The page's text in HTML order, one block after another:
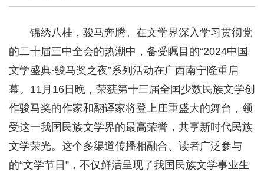
锦绣八桂，骏马奔腾。在文学界深入学习贯彻党
的二十届三中全会的热潮中，备受瞩目的“2024中国
文学盛典·骏马奖之夜”系列活动在广西南宁隆重启
幕。11月16日晚，荣获第十三届全国少数民族文学创
作骏马奖的作家和翻译家将登上庄重盛大的舞台，领
受这一我国民族文学界的最高荣誉，共享新时代民族
文学荣光。这个多渠道传播相融合、读者广泛参与
的“文学节日”，不仅鲜活呈现了我国民族文学事业生